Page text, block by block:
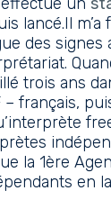
lancé.Il
des signes
trois ans
– français,
la 1ère
en